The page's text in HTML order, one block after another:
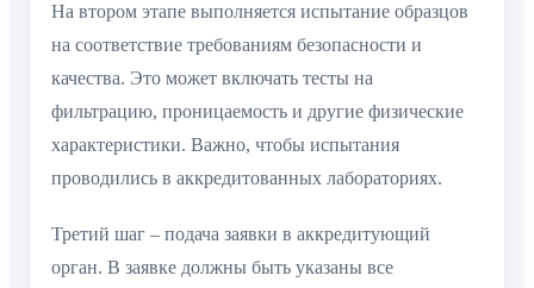
На втором этапе выполняется испытание образцов
на соответствие требованиям безопасности и
качества. Это может включать тесты на
фильтрацию, проницаемость и другие физические
характеристики. Важно, чтобы испытания
проводились в аккредитованных лабораториях.
Третий шаг – подача заявки в аккредитующий
орган. В заявке должны быть указаны все